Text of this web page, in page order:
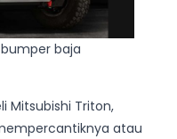
baja
Mitsubishi Triton,
atau